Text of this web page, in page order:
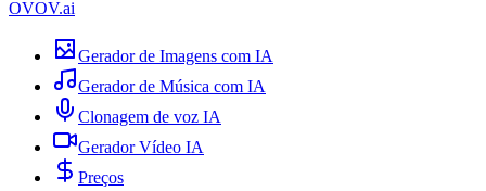
OVOV.ai
Gerador de Imagens com IA
Gerador de Música com IA
Clonagem de voz IA
Gerador Vídeo IA
Preços